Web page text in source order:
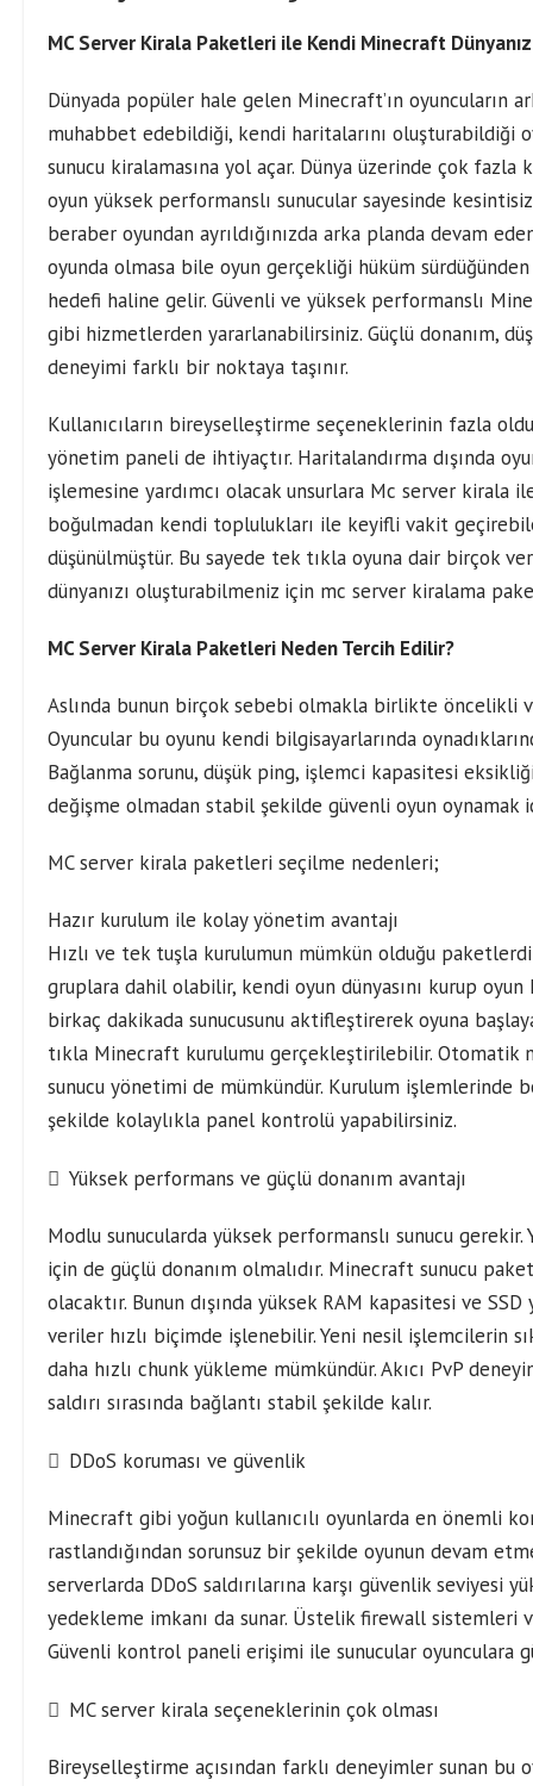
MC Server Kirala Paketleri ile Kendi Minecraft
Dünyada popüler hale gelen Minecraft’ın oyuncuların
muhabbet edebildiği, kendi haritalarını oluşturabildiği
sunucu kiralamasına yol açar. Dünya üzerinde çok
oyun yüksek performanslı sunucular sayesinde
beraber oyundan ayrıldığınızda arka planda devam
oyunda olmasa bile oyun gerçekliği hüküm sürdüğünden
hedefi haline gelir. Güvenli ve yüksek performanslı
gibi hizmetlerden yararlanabilirsiniz. Güçlü donanım,
deneyimi farklı bir noktaya taşınır.
Kullanıcıların bireyselleştirme seçeneklerinin fazla
yönetim paneli de ihtiyaçtır. Haritalandırma dışında
işlemesine yardımcı olacak unsurlara Mc server kirala
boğulmadan kendi toplulukları ile keyifli vakit
düşünülmüştür. Bu sayede tek tıkla oyuna dair birçok
dünyanızı oluşturabilmeniz için mc server kiralama
MC Server Kirala Paketleri Neden Tercih Edilir?
Aslında bunun birçok sebebi olmakla birlikte öncelikli
Oyuncular bu oyunu kendi bilgisayarlarında
Bağlanma sorunu, düşük ping, işlemci kapasitesi
değişme olmadan stabil şekilde güvenli oyun
MC server kirala paketleri seçilme nedenleri;
Hazır kurulum ile kolay yönetim avantajı
Hızlı ve tek tuşla kurulumun mümkün olduğu
gruplara dahil olabilir, kendi oyun dünyasını kurup
birkaç dakikada sunucusunu aktifleştirerek oyuna
tıkla Minecraft kurulumu gerçekleştirilebilir. Otomatik
sunucu yönetimi de mümkündür. Kurulum işlemlerinde
şekilde kolaylıkla panel kontrolü yapabilirsiniz.
Yüksek performans ve güçlü donanım avantajı
Modlu sunucularda yüksek performanslı sunucu
için de güçlü donanım olmalıdır. Minecraft sunucu
olacaktır. Bunun dışında yüksek RAM kapasitesi ve
veriler hızlı biçimde işlenebilir. Yeni nesil işlemcilerin
daha hızlı chunk yükleme mümkündür. Akıcı PvP
saldırı sırasında bağlantı stabil şekilde kalır.
DDoS koruması ve güvenlik
Minecraft gibi yoğun kullanıcılı oyunlarda en önemli
rastlandığından sorunsuz bir şekilde oyunun devam
serverlarda DDoS saldırılarına karşı güvenlik seviyesi
yedekleme imkanı da sunar. Üstelik firewall sistemleri
Güvenli kontrol paneli erişimi ile sunucular oyunculara
MC server kirala seçeneklerinin çok olması
Bireyselleştirme açısından farklı deneyimler sunan bu